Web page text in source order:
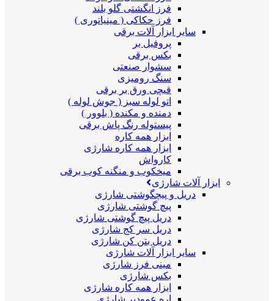
فرز انگشتی گلو بلند
فرز حکاکی ( مینیاتوری )
سایر ابزار آلات برقی
پروفیل بر
بکس برقی
سشوار صنعتی
سنگ رومیزی
قیچی ورق بر برقی
اتو لوله سبز ( جوش لوله )
دمنده و مکنده ( بلوور )
پیستوله رنگ پاش برقی
ابزار همه کاره
ابزار همه کاره شارژی
کارواش
میخکوب و منگنه کوب برقی
ابزار آلات شارژی
دریل و پیچگوشتی شارژی
پیچ گوشتی شارژی
دریل پیچ گوشتی شارژی
دریل سر کج شارژی
دریل بتن کن شارژی
سایر ابزار آلات شارژی
مینی فرز شارژی
بکس شارژی
ابزار همه کاره شارژی